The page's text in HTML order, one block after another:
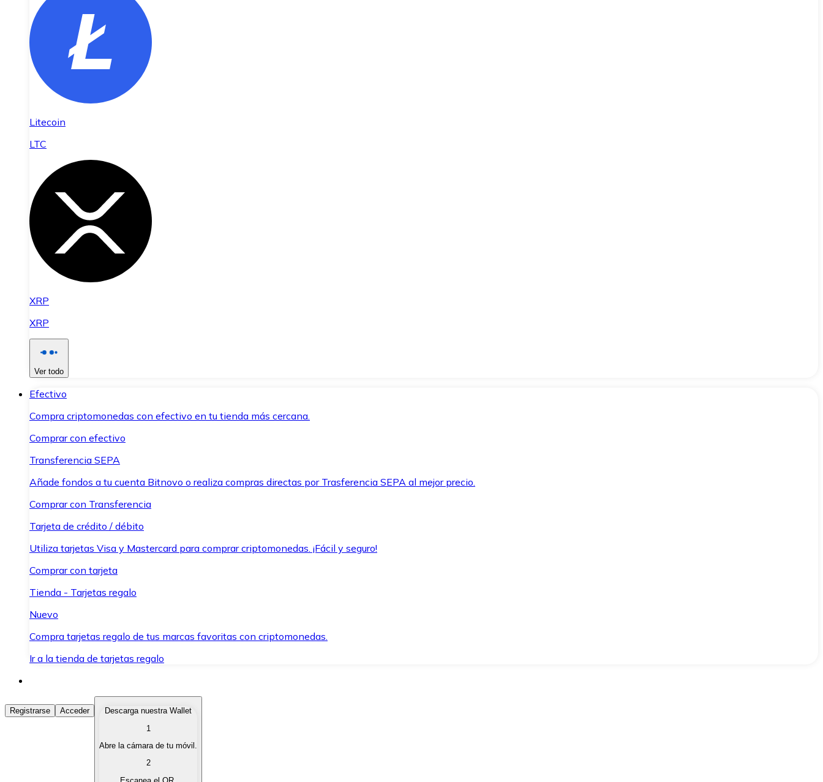
Litecoin
LTC
XRP
XRP
Ver todo
Efectivo
Compra criptomonedas con efectivo en tu tienda más cercana.
Comprar con efectivo
Transferencia SEPA
Añade fondos a tu cuenta Bitnovo o realiza compras directas por Trasferencia SEPA al mejor precio.
Comprar con Transferencia
Tarjeta de crédito / débito
Utiliza tarjetas Visa y Mastercard para comprar criptomonedas. ¡Fácil y seguro!
Comprar con tarjeta
Tienda - Tarjetas regalo
Nuevo
Compra tarjetas regalo de tus marcas favoritas con criptomonedas.
Ir a la tienda de tarjetas regalo
Comprar Criptomonedas
Compra criptomonedas con diferentes métodos de pago.
Vende tus criptomonedas de forma rápida y segura.
Registrarse Acceder
Descarga nuestra Wallet
1
Abre la cámara de tu móvil.
2